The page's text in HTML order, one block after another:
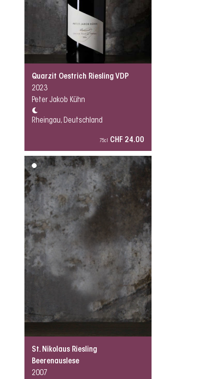
Quarzit Oestrich Riesling VDP
2023
Peter Jakob Kühn
Rheingau, Deutschland
75cl CHF 24.00
St. Nikolaus Riesling
Beerenauslese
2007